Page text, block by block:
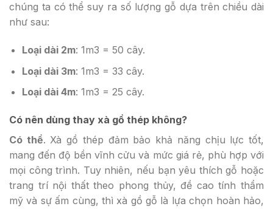
chúng ta có thể suy ra số lượng gỗ dựa trên chiều dài
như sau:
Loại dài 2m: 1m3 = 50 cây.
Loại dài 3m: 1m3 = 33 cây.
Loại dài 4m: 1m3 = 25 cây.
Có nên dùng thay xà gồ thép không?
Có thể. Xà gồ thép đảm bảo khả năng chịu lực tốt,
mang đến độ bền vĩnh cửu và mức giá rẻ, phù hợp với
mọi công trình. Tuy nhiên, nếu bạn yêu thích gỗ hoặc
trang trí nội thất theo phong thủy, đề cao tính thẩm
mỹ và sự ấm cùng, thì xà gồ gỗ là lựa chọn hoàn hảo,